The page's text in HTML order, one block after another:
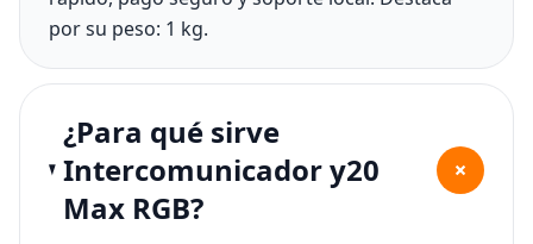
por su peso: 1 kg.
¿Para qué sirve
Intercomunicador y20
Max RGB?
+